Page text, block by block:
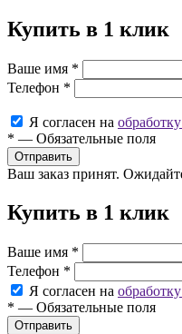
Купить в 1 клик
Ваше имя *
Телефон *
Я согласен на
* — Обязательные поля
Ваш заказ принят.
Купить в 1 клик
Ваше имя *
Телефон *
Я согласен на
* — Обязательные поля